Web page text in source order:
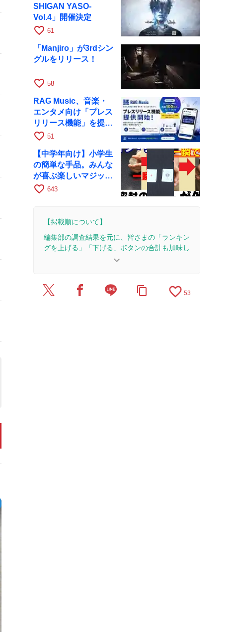
SHIGAN YASO-
Vol.4」開催決定
favorite_border 61
「Manjiro」が3rdシン
グルをリリース！
favorite_border 58
RAG Music、音楽・
エンタメ向け「プレス
リリース機能」を提供
開始
favorite_border 51
【中学年向け】小学生
の簡単な手品。みんな
が喜ぶ楽しいマジッ
ク！
favorite_border 643
【掲載順について】
編集部の調査結果を元に、皆さまの「ランキン
グを上げる」「下げる」ボタンの合計も加味し
2026/3/23：7本のレビューを追加・更新。
keyboard_arrow_down
content_copy favorite_border 53